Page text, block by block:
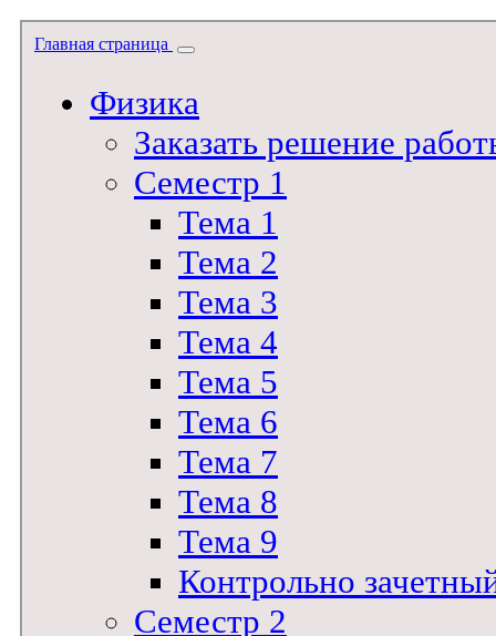
Главная страница
Физика
Заказать решение
Семестр 1
Тема 1
Тема 2
Тема 3
Тема 4
Тема 5
Тема 6
Тема 7
Тема 8
Тема 9
Контрольно
Семестр 2